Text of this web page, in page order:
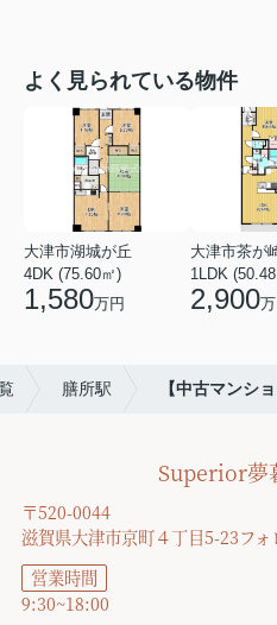
よく見られている物件
大津市湖城が丘
4DK (75.60㎡)
1,580万円
大津市茶が
1LDK
2,900
膳所駅 【中古マンシ
Superior夢
〒520-0044
滋賀県大津市京町４丁目5-23フ
営業時間
9:30~18:00